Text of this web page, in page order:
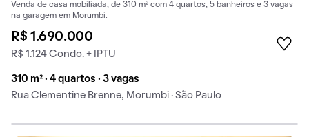
Venda de casa mobiliada, de 310 m² com 4 quartos, 5 banheiros e 3 vagas
na garagem em Morumbi.
R$ 1.690.000
R$ 1.124 Condo. + IPTU
310 m² · 4 quartos · 3 vagas
Rua Clementine Brenne, Morumbi · São Paulo